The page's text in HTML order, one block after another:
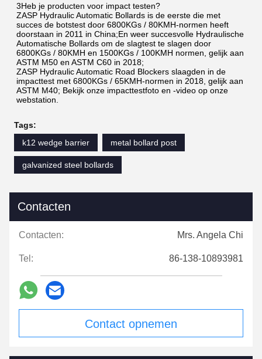
3Heb je producten voor impact testen?
ZASP Hydraulic Automatic Bollards is de eerste die met
succes de botstest door 6800KGs / 80KMH-normen heeft
doorstaan in 2011 in China;En weer succesvolle Hydraulische
Automatische Bollards om de slagtest te slagen door
6800KGs / 80KMH en 1500KGs / 100KMH normen, gelijk aan
ASTM M50 en ASTM C60 in 2018;
ZASP Hydraulic Automatic Road Blockers slaagden in de
impacttest met 6800KGs / 65KMH-normen in 2018, gelijk aan
ASTM M40; Bekijk onze impacttestfoto en -video op onze
webstation.
Tags:
k12 wedge barrier
metal bollard post
galvanized steel bollards
Contacten
Contacten: Mrs. Angela Chi
Tel: 86-138-10893981
Contact opnemen